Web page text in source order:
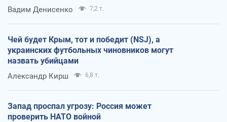
Вадим Денисенко 7,2 т.
Чей будет Крым, тот и победит (NSJ), а
украинских футбольных чиновников могут
назвать убийцами
Александр Кирш 6,8 т.
Запад проспал угрозу: Россия может
проверить НАТО войной